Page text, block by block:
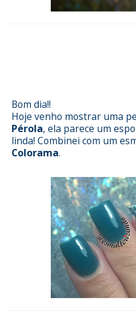
Bom dia!!
Hoje venho mostrar uma
Pérola, ela parece um
linda! Combinei com um
Colorama.